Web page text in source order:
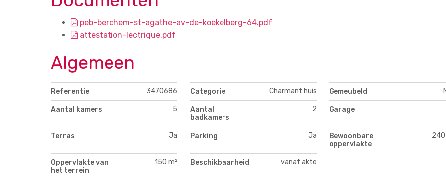
peb-berchem-st-agathe-av-de-koekelberg-64.pdf
attestation-lectrique.pdf
Algemeen
Referentie 3470686 Categorie Charmant huis Gemeubeld
Aantal kamers 5
Aantal
badkamers
2 Garage
Terras Ja Parking Ja
Bewoonbare
oppervlakte
240
Oppervlakte van
het terrein
150 m² Beschikbaarheid vanaf akte